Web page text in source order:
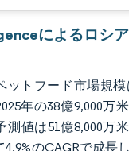
によるロシ
ットフード市場規模
年の38億9,000万
測値は51億8,000万
4.9%のCAGRで成長